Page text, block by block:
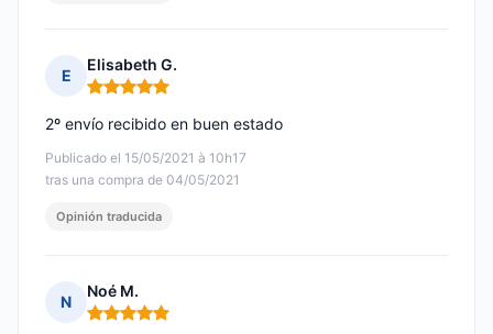
E
Elisabeth G.
Nota: 5 de 5
Publicado el 15/05/2021 à 10h17
tras una compra de 04/05/2021
2º envío recibido en buen estado
Opinión traducida
N
Noé M.
Nota: 5 de 5